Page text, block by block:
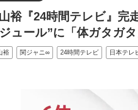
裕『24時間テレビ』完
ュール”に「体ガタガ
裕 関ジャニ∞ 24時間テレビ 日本テレ